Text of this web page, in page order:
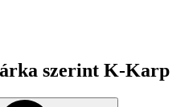
szerint K-Karp